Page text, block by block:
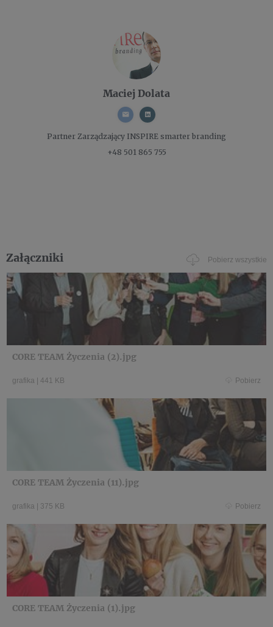
Maciej Dolata
Partner Zarządzający INSPIRE smarter branding
+48 501 865 755
Załączniki Pobierz wszystkie
CORE TEAM Życzenia (2).jpg
grafika | 441 KB Pobierz
CORE TEAM Życzenia (11).jpg
grafika | 375 KB Pobierz
CORE TEAM Życzenia (1).jpg